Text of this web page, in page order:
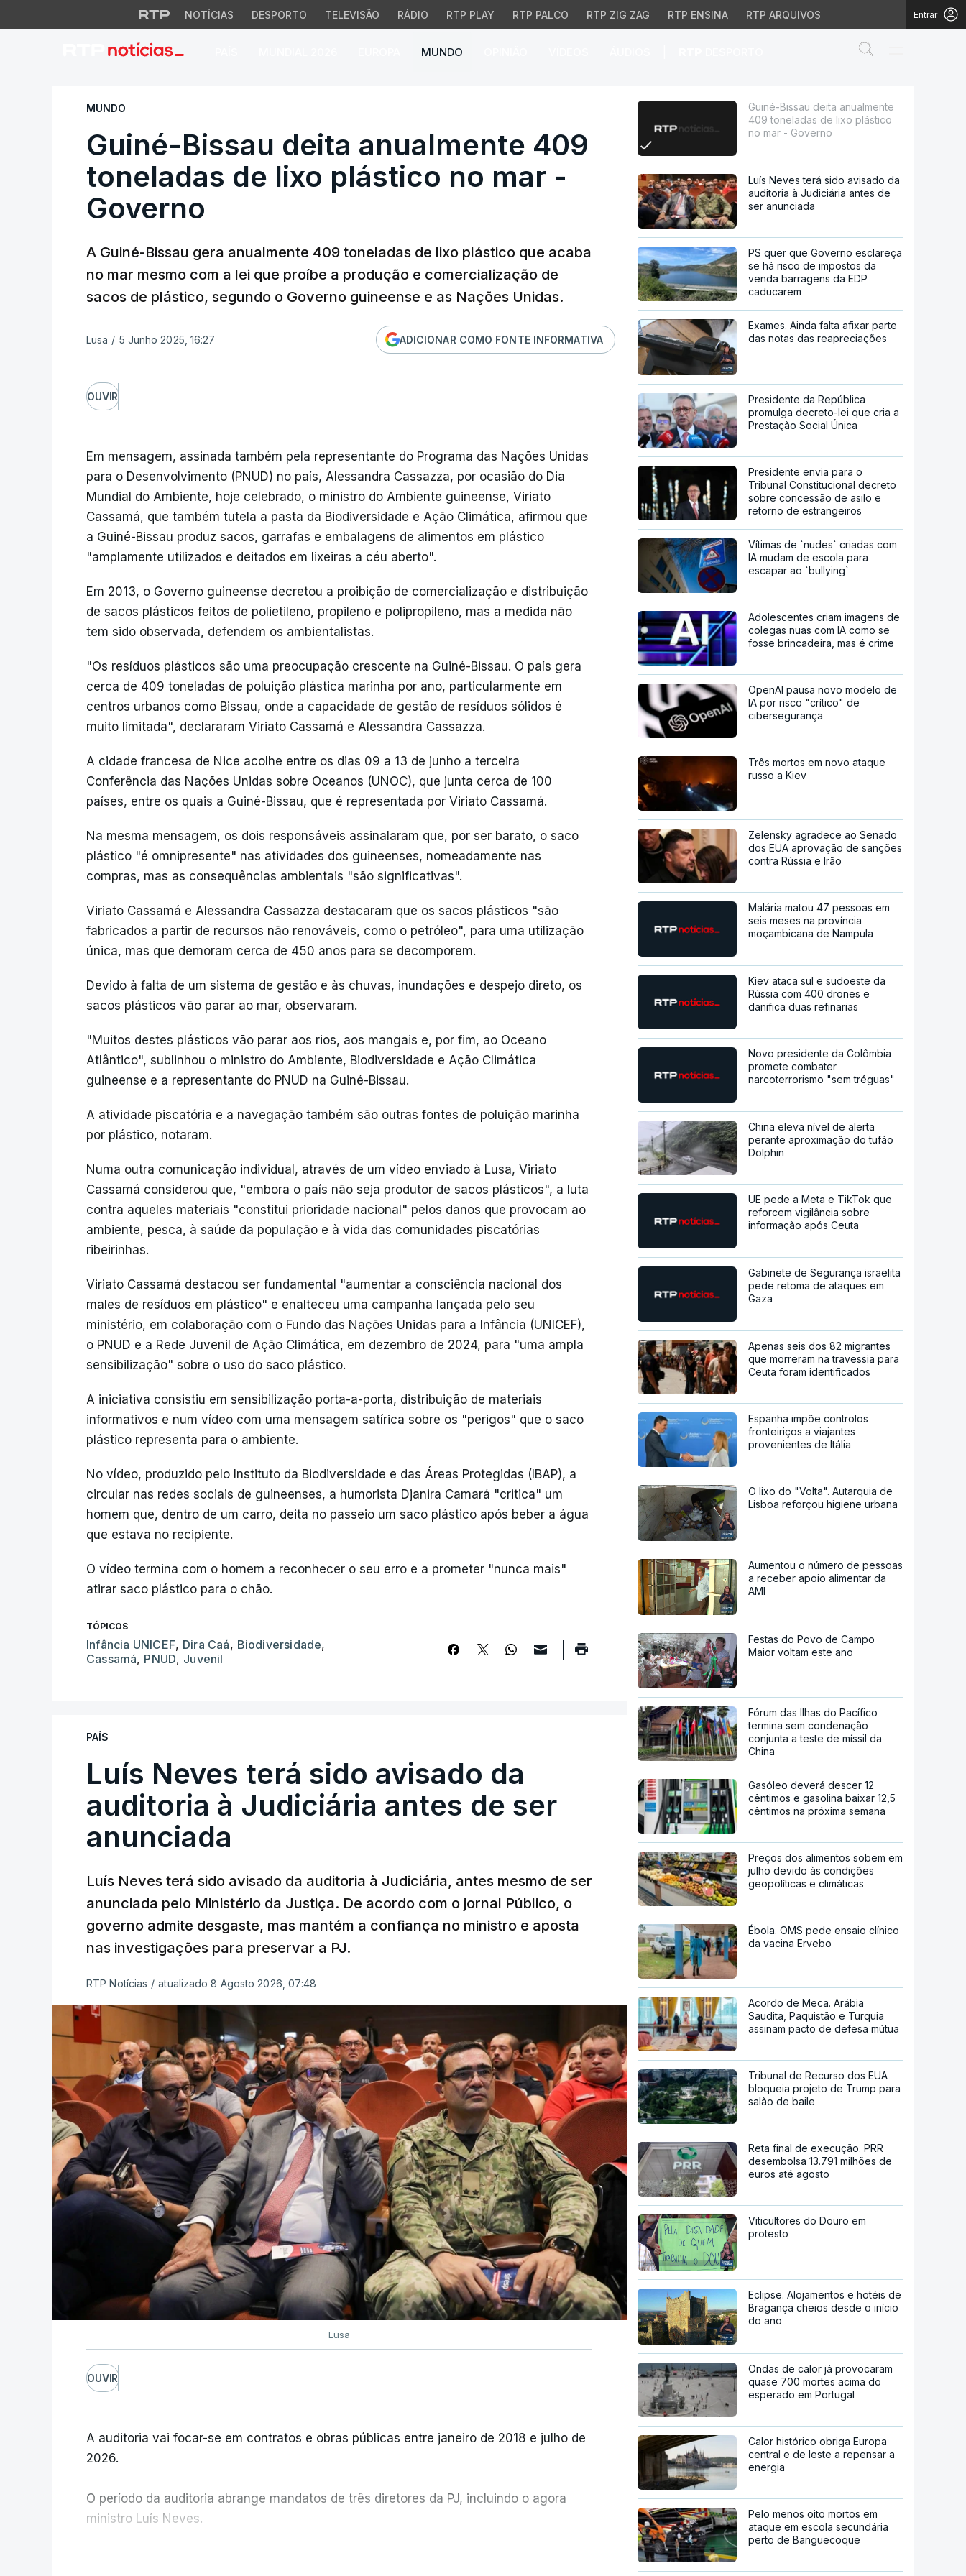
NOTÍCIAS DESPORTO TELEVISÃO RÁDIO RTP PLAY RTP PALCO RTP ZIG ZAG RTP ENSINA RTP ARQUIVOS Entrar
MUNDO
Guiné-Bissau deita anualmente 409 toneladas de lixo plástico no
MUNDO
Guiné-Bissau deita anualmente 409
toneladas de lixo plástico no mar -
Governo
A Guiné-Bissau gera anualmente 409 toneladas de lixo plástico que acaba
no mar mesmo com a lei que proíbe a produção e comercialização de
sacos de plástico, segundo o Governo guineense e as Nações Unidas.
Lusa / 5 Junho 2025, 16:27 ADICIONAR COMO FONTE INFORMATIVA
OUVIR
Em mensagem, assinada também pela representante do Programa das Nações Unidas
para o Desenvolvimento (PNUD) no país, Alessandra Cassazza, por ocasião do Dia
Mundial do Ambiente, hoje celebrado, o ministro do Ambiente guineense, Viriato
Cassamá, que também tutela a pasta da Biodiversidade e Ação Climática, afirmou que
a Guiné-Bissau produz sacos, garrafas e embalagens de alimentos em plástico
"amplamente utilizados e deitados em lixeiras a céu aberto".
Em 2013, o Governo guineense decretou a proibição de comercialização e distribuição
de sacos plásticos feitos de polietileno, propileno e polipropileno, mas a medida não
tem sido observada, defendem os ambientalistas.
"Os resíduos plásticos são uma preocupação crescente na Guiné-Bissau. O país gera
cerca de 409 toneladas de poluição plástica marinha por ano, particularmente em
centros urbanos como Bissau, onde a capacidade de gestão de resíduos sólidos é
muito limitada", declararam Viriato Cassamá e Alessandra Cassazza.
A cidade francesa de Nice acolhe entre os dias 09 a 13 de junho a terceira
Conferência das Nações Unidas sobre Oceanos (UNOC), que junta cerca de 100
países, entre os quais a Guiné-Bissau, que é representada por Viriato Cassamá.
Na mesma mensagem, os dois responsáveis assinalaram que, por ser barato, o saco
plástico "é omnipresente" nas atividades dos guineenses, nomeadamente nas
compras, mas as consequências ambientais "são significativas".
Viriato Cassamá e Alessandra Cassazza destacaram que os sacos plásticos "são
fabricados a partir de recursos não renováveis, como o petróleo", para uma utilização
única, mas que demoram cerca de 450 anos para se decomporem.
Devido à falta de um sistema de gestão e às chuvas, inundações e despejo direto, os
sacos plásticos vão parar ao mar, observaram.
"Muitos destes plásticos vão parar aos rios, aos mangais e, por fim, ao Oceano
Atlântico", sublinhou o ministro do Ambiente, Biodiversidade e Ação Climática
guineense e a representante do PNUD na Guiné-Bissau.
A atividade piscatória e a navegação também são outras fontes de poluição marinha
por plástico, notaram.
Numa outra comunicação individual, através de um vídeo enviado à Lusa, Viriato
Cassamá considerou que, "embora o país não seja produtor de sacos plásticos", a luta
contra aqueles materiais "constitui prioridade nacional" pelos danos que provocam ao
ambiente, pesca, à saúde da população e à vida das comunidades piscatórias
ribeirinhas.
Viriato Cassamá destacou ser fundamental "aumentar a consciência nacional dos
males de resíduos em plástico" e enalteceu uma campanha lançada pelo seu
ministério, em colaboração com o Fundo das Nações Unidas para a Infância (UNICEF),
o PNUD e a Rede Juvenil de Ação Climática, em dezembro de 2024, para "uma ampla
sensibilização" sobre o uso do saco plástico.
A iniciativa consistiu em sensibilização porta-a-porta, distribuição de materiais
informativos e num vídeo com uma mensagem satírica sobre os "perigos" que o saco
plástico representa para o ambiente.
No vídeo, produzido pelo Instituto da Biodiversidade e das Áreas Protegidas (IBAP), a
circular nas redes sociais de guineenses, a humorista Djanira Camará "critica" um
homem que, dentro de um carro, deita no passeio um saco plástico após beber a água
que estava no recipiente.
O vídeo termina com o homem a reconhecer o seu erro e a prometer "nunca mais"
atirar saco plástico para o chão.
TÓPICOS
Infância UNICEF, Dira Caá, Biodiversidade,
Cassamá, PNUD, Juvenil
PAÍS
Luís Neves terá sido avisado da
auditoria à Judiciária antes de ser
anunciada
Luís Neves terá sido avisado da auditoria à Judiciária, antes mesmo de ser
anunciada pelo Ministério da Justiça. De acordo com o jornal Público, o
governo admite desgaste, mas mantém a confiança no ministro e aposta
nas investigações para preservar a PJ.
RTP Notícias / atualizado 8 Agosto 2026, 07:48
Lusa
OUVIR
A auditoria vai focar-se em contratos e obras públicas entre janeiro de 2018 e julho de
2026.
O período da auditoria abrange mandatos de três diretores da PJ, incluindo o agora
ministro Luís Neves.
Guiné-Bissau deita anualmente
409 toneladas de lixo plástico
no mar - Governo
Luís Neves terá sido avisado da
auditoria à Judiciária antes de
ser anunciada
PS quer que Governo esclareça
se há risco de impostos da
venda barragens da EDP
caducarem
Exames. Ainda falta afixar parte
das notas das reapreciações
Presidente da República
promulga decreto-lei que cria a
Prestação Social Única
Presidente envia para o
Tribunal Constitucional decreto
sobre concessão de asilo e
retorno de estrangeiros
Vítimas de `nudes` criadas com
IA mudam de escola para
escapar ao `bullying`
Adolescentes criam imagens de
colegas nuas com IA como se
fosse brincadeira, mas é crime
OpenAI pausa novo modelo de
IA por risco "crítico" de
cibersegurança
Três mortos em novo ataque
russo a Kiev
Zelensky agradece ao Senado
dos EUA aprovação de sanções
contra Rússia e Irão
Malária matou 47 pessoas em
seis meses na província
moçambicana de Nampula
Kiev ataca sul e sudoeste da
Rússia com 400 drones e
danifica duas refinarias
Novo presidente da Colômbia
promete combater
narcoterrorismo "sem tréguas"
China eleva nível de alerta
perante aproximação do tufão
Dolphin
UE pede a Meta e TikTok que
reforcem vigilância sobre
informação após Ceuta
Gabinete de Segurança israelita
pede retoma de ataques em
Gaza
Apenas seis dos 82 migrantes
que morreram na travessia para
Ceuta foram identificados
Espanha impõe controlos
fronteiriços a viajantes
provenientes de Itália
O lixo do "Volta". Autarquia de
Lisboa reforçou higiene urbana
Aumentou o número de pessoas
a receber apoio alimentar da
AMI
Festas do Povo de Campo
Maior voltam este ano
Fórum das Ilhas do Pacífico
termina sem condenação
conjunta a teste de míssil da
China
Gasóleo deverá descer 12
cêntimos e gasolina baixar 12,5
cêntimos na próxima semana
Preços dos alimentos sobem em
julho devido às condições
geopolíticas e climáticas
Ébola. OMS pede ensaio clínico
da vacina Ervebo
Acordo de Meca. Arábia
Saudita, Paquistão e Turquia
assinam pacto de defesa mútua
Tribunal de Recurso dos EUA
bloqueia projeto de Trump para
salão de baile
Reta final de execução. PRR
desembolsa 13.791 milhões de
euros até agosto
Viticultores do Douro em
protesto
Eclipse. Alojamentos e hotéis de
Bragança cheios desde o início
do ano
Ondas de calor já provocaram
quase 700 mortes acima do
esperado em Portugal
Calor histórico obriga Europa
central e de leste a repensar a
energia
Pelo menos oito mortos em
ataque em escola secundária
perto de Banguecoque